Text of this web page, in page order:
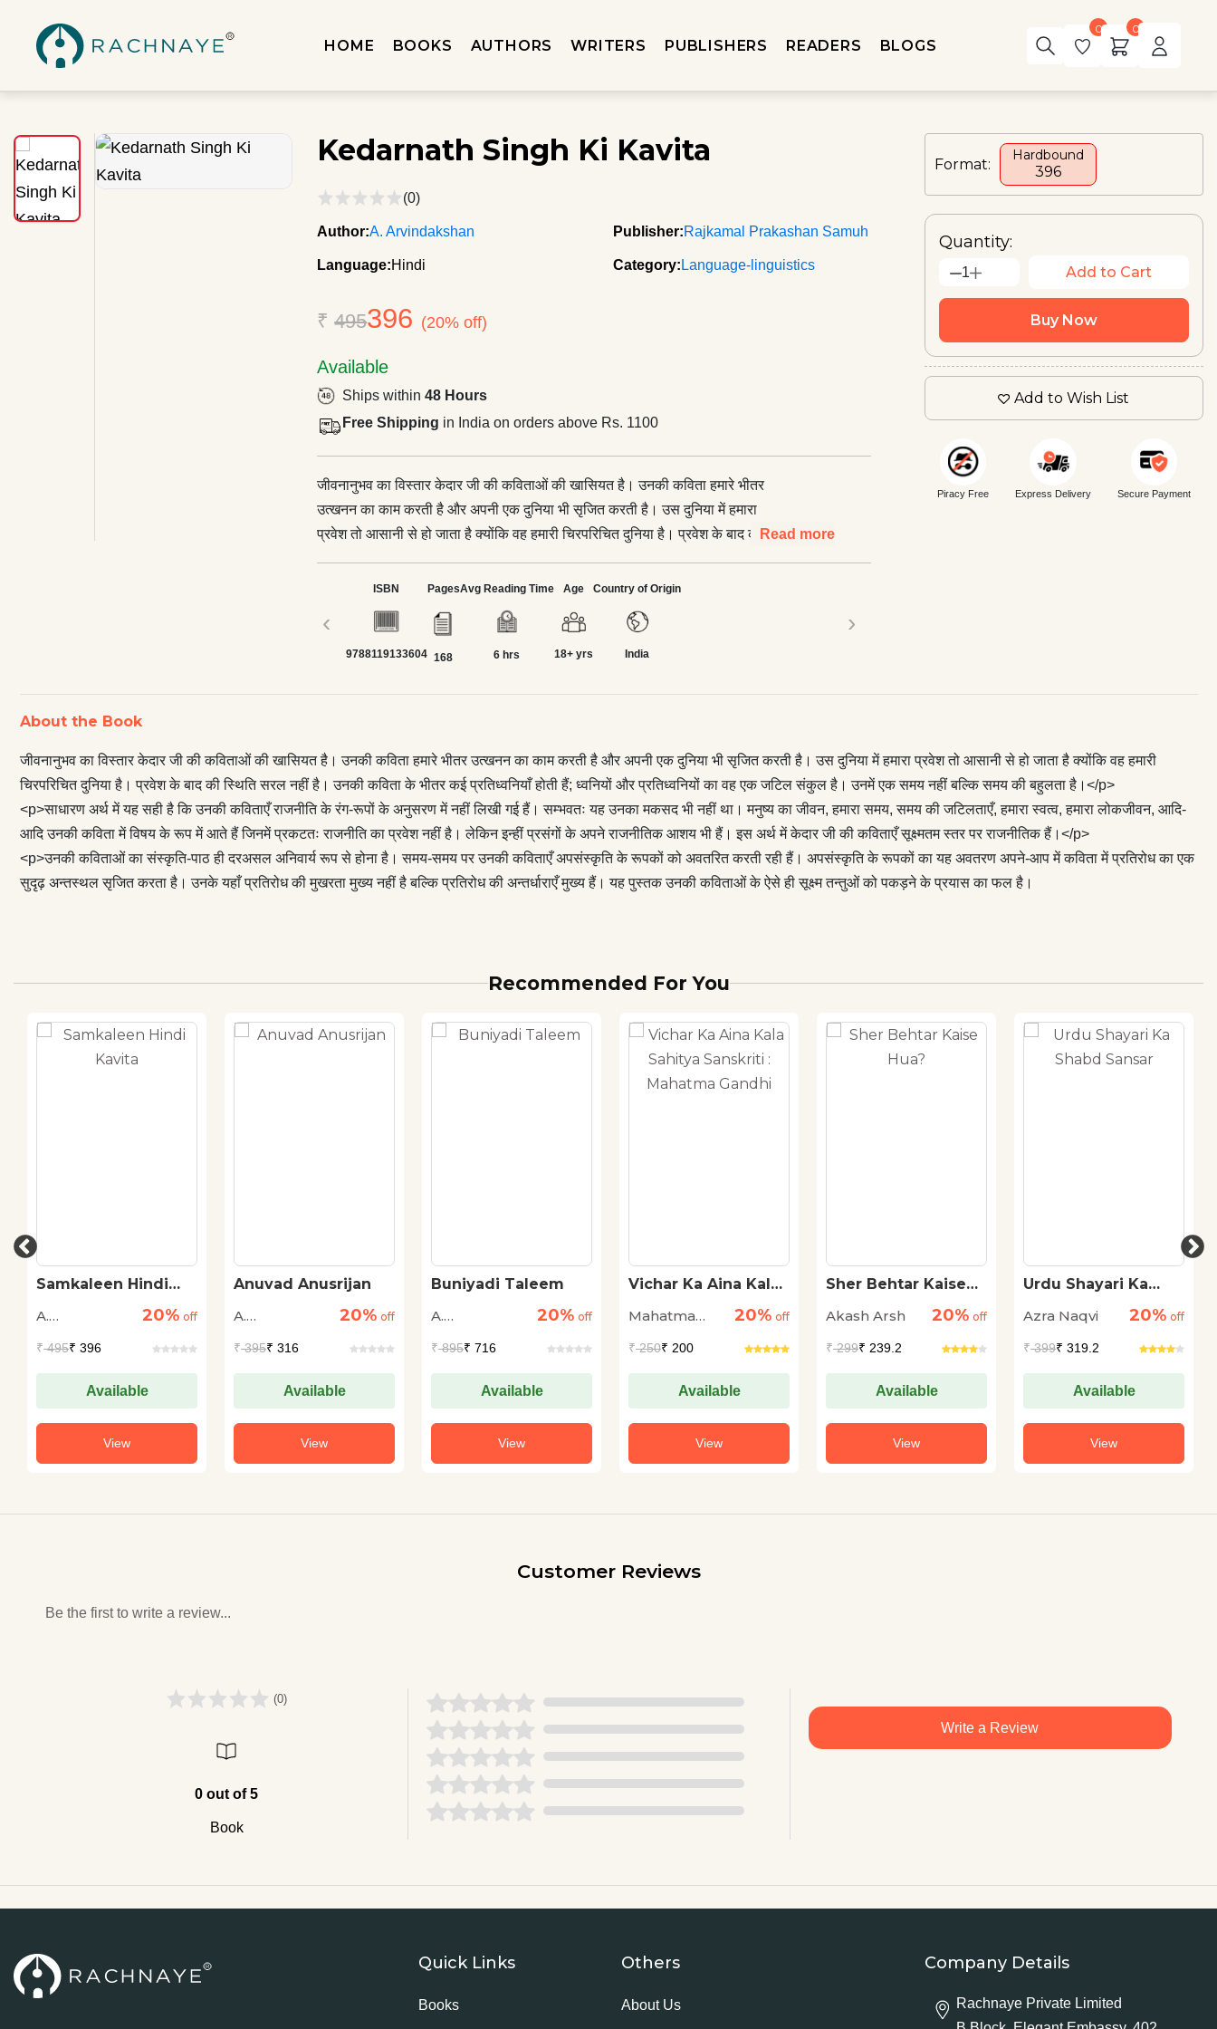
HOME BOOKS AUTHORS WRITERS PUBLISHERS READERS BLOGS
0 0
Kedarnath Singh Ki Kavita
(0)
Author:A. Arvindakshan Publisher:Rajkamal Prakashan Samuh
Language:Hindi Category: Language-linguistics
₹495396 (20% off)
Available
Ships within48 Hours
Free Shipping in India on orders above Rs. 1100
जीवनानुभव का विस्तार केदार जी की कविताओं की खासियत है। उनकी कविता हमारे भीतर
उत्खनन का काम करती है और अपनी एक दुनिया भी सृजित करती है। उस दुनिया में हमारा
प्रवेश तो आसानी से हो जाता है क्योंकि वह हमारी चिरपरिचित दुनिया है। प्रवेश के बाद की
प्रतिध्वनियों का वह एक जटिल संकुल है। उनमें एक समय नहीं बल्कि समय की बहुलता है।
</p> <p>साधारण अर्थ में यह सही है कि उनकी कविताएँ राजनीति के रंग-रूपों के अनुसरण में
नहीं लिखी गई हैं। सम्भवतः यह उनका मकसद भी नहीं था। मनुष्य का जीवन, हमारा समय, समय
की जटिलताएँ, हमारा स्वत्व, हमारा लोकजीवन, आदि-आदि उनकी कविता में विषय के रूप में आते
कविताएँ अपसंस्कृति के रूपकों को अवतरित करती रही हैं। अपसंस्कृति के रूपकों का यह
अवतरण अपने-आप में कविता में प्रतिरोध का एक सुदृढ़ अन्तस्थल सृजित करता है। उनके यहाँ
प्रतिरोध की मुखरता मुख्य नहीं है बल्कि प्रतिरोध की अन्तर्धाराएँ मुख्य हैं। यह पुस्तक उनकी
कविताओं के ऐसे ही सूक्ष्म तन्तुओं को पकड़ने के प्रयास का फल है।
Read more
‹
ISBN
9788119133604
Pages
168
Avg Reading Time
6 hrs
Age
18+ yrs
Country of Origin
India
›
Format:
Hardbound
₹396
Quantity:
1 Add to Cart
Buy Now
Add to Wish List
Piracy Free Express Delivery Secure Payment
About the Book
जीवनानुभव का विस्तार केदार जी की कविताओं की खासियत है। उनकी कविता हमारे भीतर उत्खनन का काम करती है और अपनी एक दुनिया भी सृजित करती है। उस दुनिया में हमारा प्रवेश तो आसानी से हो जाता है क्योंकि वह हमारी
चिरपरिचित दुनिया है। प्रवेश के बाद की स्थिति सरल नहीं है। उनकी कविता के भीतर कई प्रतिध्वनियाँ होती हैं; ध्वनियों और प्रतिध्वनियों का वह एक जटिल संकुल है। उनमें एक समय नहीं बल्कि समय की बहुलता है।</p>
<p>साधारण अर्थ में यह सही है कि उनकी कविताएँ राजनीति के रंग-रूपों के अनुसरण में नहीं लिखी गई हैं। सम्भवतः यह उनका मकसद भी नहीं था। मनुष्य का जीवन, हमारा समय, समय की जटिलताएँ, हमारा स्वत्व, हमारा लोकजीवन, आदि-
आदि उनकी कविता में विषय के रूप में आते हैं जिनमें प्रकटतः राजनीति का प्रवेश नहीं है। लेकिन इन्हीं प्रसंगों के अपने राजनीतिक आशय भी हैं। इस अर्थ में केदार जी की कविताएँ सूक्ष्मतम स्तर पर राजनीतिक हैं।</p>
<p>उनकी कविताओं का संस्कृति-पाठ ही दरअसल अनिवार्य रूप से होना है। समय-समय पर उनकी कविताएँ अपसंस्कृति के रूपकों को अवतरित करती रही हैं। अपसंस्कृति के रूपकों का यह अवतरण अपने-आप में कविता में प्रतिरोध का एक
सुदृढ़ अन्तस्थल सृजित करता है। उनके यहाँ प्रतिरोध की मुखरता मुख्य नहीं है बल्कि प्रतिरोध की अन्तर्धाराएँ मुख्य हैं। यह पुस्तक उनकी कविताओं के ऐसे ही सूक्ष्म तन्तुओं को पकड़ने के प्रयास का फल है।
Recommended For You
Samkaleen Hindi
A.
20% off
₹495₹ 396
Available
View
Anuvad Anusrijan
A.
20% off
₹395₹ 316
Available
View
Buniyadi Taleem
A.
20% off
₹895₹ 716
Available
View
Vichar Ka Aina Kala
Mahatma Gandhi
Mahatma
20% off
₹250₹ 200
Available
View
Sher Behtar Kaise
Akash Arsh
20% off
₹299₹ 239.2
Available
View
Urdu Shayari Ka
Azra Naqvi
20% off
₹399₹ 319.2
Available
View
Customer Reviews
Be the first to write a review...
(0)
0 out of 5
Book
Write a Review
Quick Links
Books
Others
About Us
Company Details
Rachnaye Private Limited